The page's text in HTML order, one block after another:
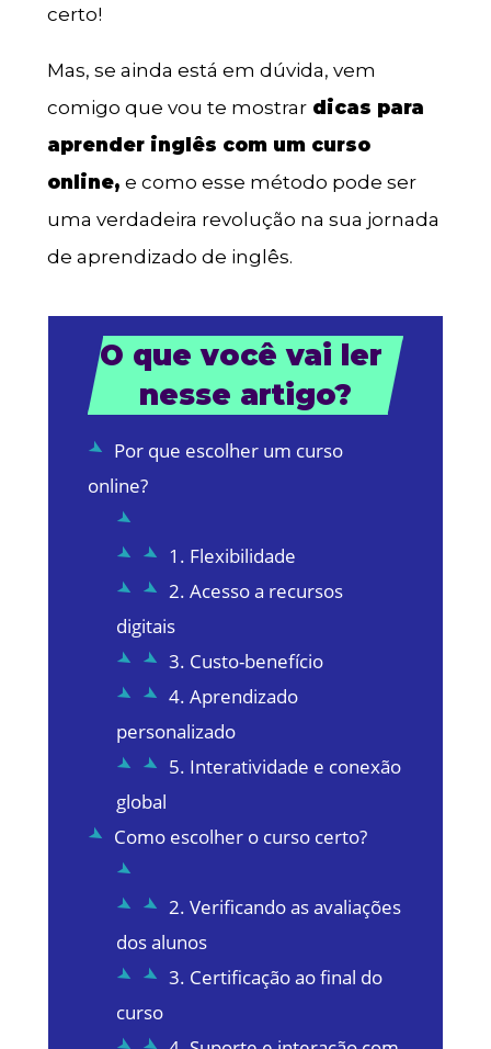
certo!
Mas, se ainda está em dúvida, vem
comigo que vou te mostrardicas para
aprender inglês com um curso
online, e como esse método pode ser
uma verdadeira revolução na sua jornada
de aprendizado de inglês.
O que você vai ler
nesse artigo?
Por que escolher um curso
online?
1. Flexibilidade
2. Acesso a recursos
digitais
3. Custo-benefício
4. Aprendizado
personalizado
5. Interatividade e conexão
global
Como escolher o curso certo?
2. Verificando as avaliações
dos alunos
3. Certificação ao final do
curso